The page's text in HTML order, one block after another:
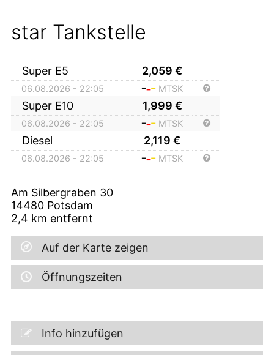
star Tankstelle
Super E5 2,059 €
06.08.2026 - 22:05 MTSK
Super E10 1,999 €
06.08.2026 - 22:05 MTSK
Diesel 2,119 €
06.08.2026 - 22:05 MTSK
Am Silbergraben 30
14480 Potsdam
2,4 km entfernt
Auf der Karte zeigen
Öffnungszeiten
Info hinzufügen